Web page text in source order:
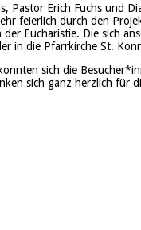
Erich Fuchs und
feierlich durch den
der Eucharistie. Die sich
in die Pfarrkirche St.
sich die
sich ganz herzlich für